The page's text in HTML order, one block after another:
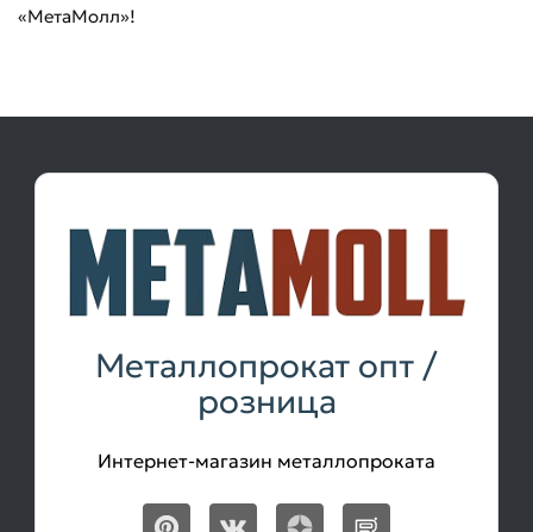
«МетаМолл»!
Металлопрокат опт /
розница
Интернет-магазин металлопроката